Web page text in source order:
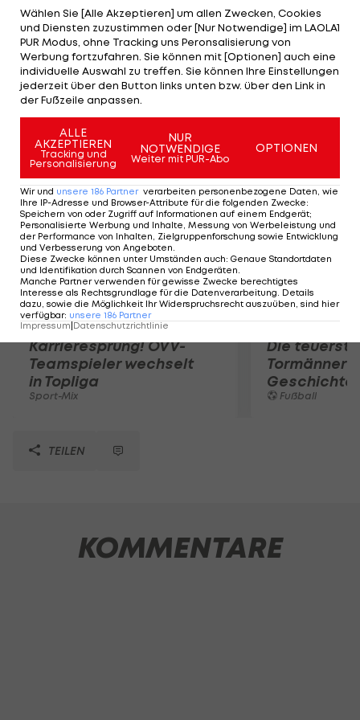
August, als er am Schlusstag auf der 16 den Ball 390
Meter weit abschlug. An selber Stelle hatte
Bubba Watson mit 424 Yards die Bestmarke im
Vorjahr aufgestellt. Diesen übertraf der
österreichische Weltranglisten-27. im Firestone CC
um zwei Yards.
Mehr zum Thema
Karrieresprung! ÖVV-
Teamspieler wechselt
in Topliga
Sport-Mix
Die
Tormänner
Geschichte
Fußball
TEILEN
KOMMENTARE
Wählen Sie [Alle Akzeptieren] um allen Zwecken, Cookies
und Diensten zuzustimmen oder [Nur Notwendige] im LAOLA1
PUR Modus, ohne Tracking uns Peronsalisierung von
Werbung fortzufahren. Sie können mit [Optionen] auch eine
individuelle Auswahl zu treffen. Sie können Ihre Einstellungen
jederzeit über den Button links unten bzw. über den Link in
der Fußzeile anpassen.
ALLE
AKZEPTIEREN
Tracking und
Personalisierung
NUR
NOTWENDIGE
Weiter mit PUR-Abo
OPTIONEN
Wir und unsere 186 Partner verarbeiten personenbezogene Daten, wie
Ihre IP-Adresse und Browser-Attribute für die folgenden Zwecke:
Speichern von oder Zugriff auf Informationen auf einem Endgerät;
Personalisierte Werbung und Inhalte, Messung von Werbeleistung und
der Performance von Inhalten, Zielgruppenforschung sowie Entwicklung
und Verbesserung von Angeboten.
Diese Zwecke können unter Umständen auch: Genaue Standortdaten
und Identifikation durch Scannen von Endgeräten.
Manche Partner verwenden für gewisse Zwecke berechtigtes
Interesse als Rechtsgrundlage für die Datenverarbeitung. Details
dazu, sowie die Möglichkeit Ihr Widerspruchsrecht auszuüben, sind hier
verfügbar: unsere 186 Partner
Impressum Datenschutzrichtlinie